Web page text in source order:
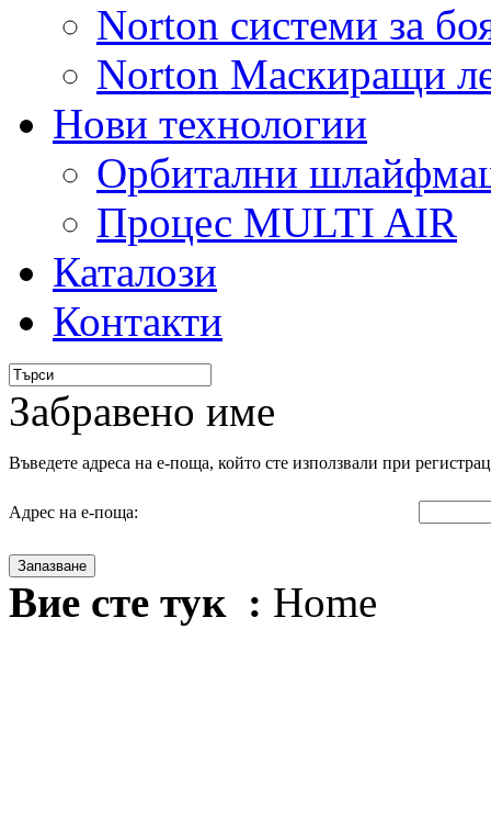
Norton системи за
Norton Маскиращи
Нови технологии
Орбитални
Процес MULTI AIR
Каталози
Контакти
Забравено име
Въведете адреса на е-поща, който сте използвали при
Адрес на е-поща:
Запазване
Вие сте тук : Home